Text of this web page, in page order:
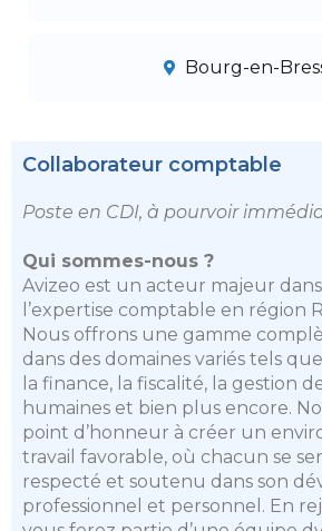
Bourg-en-
Collaborateur comptable
Poste en CDI, à pourvoir
Qui sommes-nous ?
Avizeo est un acteur majeur
l’expertise comptable en région
Nous offrons une gamme
dans des domaines variés tels
la finance, la fiscalité, la gestion
humaines et bien plus encore.
point d’honneur à créer un
travail favorable, où chacun se
respecté et soutenu dans son
professionnel et personnel. En